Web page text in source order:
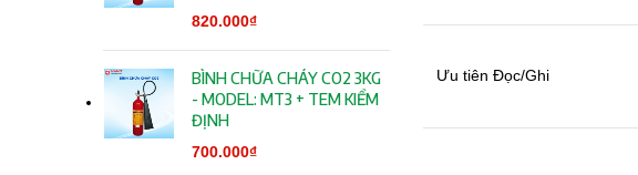
Ưu tiên Đọc/Ghi
820.000₫
BÌNH CHỮA CHÁY CO2 3KG
- MODEL: MT3 + TEM KIỂM
ĐỊNH
700.000₫